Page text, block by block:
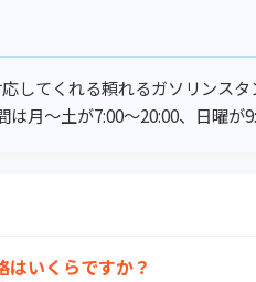
してくれる頼れるガソリンス
月～土が7:00～20:00、日曜が
はいくらですか？